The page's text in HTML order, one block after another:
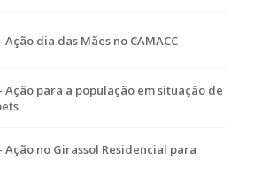
Ação dia das Mães no CAMACC
Ação para a população em situação de
Ação no Girassol Residencial para